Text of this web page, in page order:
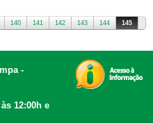
140 141 142 143 144 145
-
12:00h e